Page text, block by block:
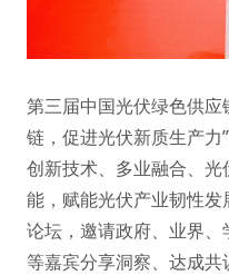
第三届中国光伏绿色供
链，促进光伏新质生产
创新技术、多业融合、
能，赋能光伏产业韧性
论坛，邀请政府、业界
等嘉宾分享洞察、达成